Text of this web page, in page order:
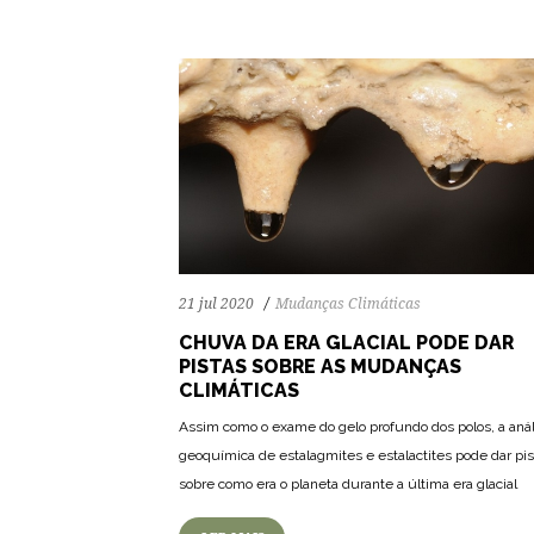
21 jul 2020 Mudanças Climáticas
CHUVA DA ERA GLACIAL PODE DAR
PISTAS SOBRE AS MUDANÇAS
CLIMÁTICAS
Assim como o exame do gelo profundo dos polos, a
geoquímica de estalagmites e estalactites pode dar
sobre como era o planeta durante a última era glacial